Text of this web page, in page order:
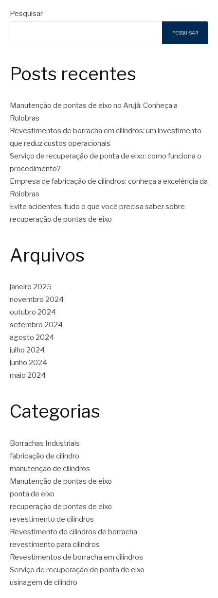
Pesquisar
PESQUISAR
Posts recentes
Manutenção de pontas de eixo no Arujá: Conheça a
Rolobras
Revestimentos de borracha em cilindros: um investimento
que reduz custos operacionais
Serviço de recuperação de ponta de eixo: como funciona o
procedimento?
Empresa de fabricação de cilindros: conheça a excelência da
Rolobras
Evite acidentes: tudo o que você precisa saber sobre
recuperação de pontas de eixo
Arquivos
janeiro 2025
novembro 2024
outubro 2024
setembro 2024
agosto 2024
julho 2024
junho 2024
maio 2024
Categorias
Borrachas Industriais
fabricação de cilindro
manutenção de cilindros
Manutenção de pontas de eixo
ponta de eixo
recuperação de pontas de eixo
revestimento de cilindros
Revestimento de cilindros de borracha
revestimento para cilindros
Revestimentos de borracha em cilindros
Serviço de recuperação de ponta de eixo
usinagem de cilindro